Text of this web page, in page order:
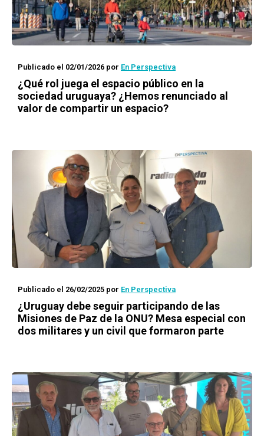
Publicado el 02/01/2026 por En Perspectiva
¿Qué rol juega el espacio público en la
sociedad uruguaya? ¿Hemos renunciado al
valor de compartir un espacio?
Publicado el 26/02/2025 por En Perspectiva
¿Uruguay debe seguir participando de las
Misiones de Paz de la ONU? Mesa especial con
dos militares y un civil que formaron parte